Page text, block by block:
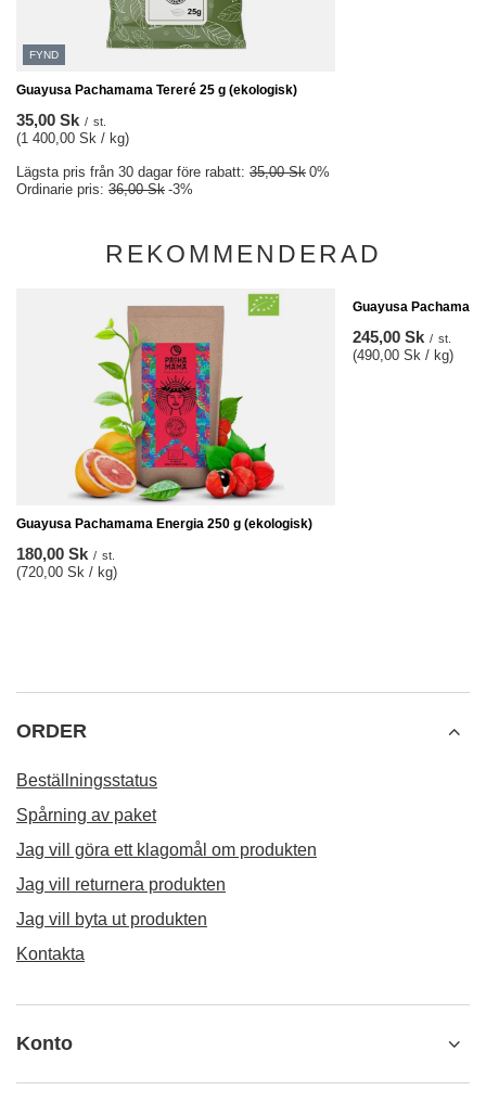
FYND
Guayusa Pachamama Tereré 25 g (ekologisk)
35,00 Sk / st.
(1 400,00 Sk / kg)
Lägsta pris från 30 dagar före rabatt: 35,00 Sk 0%
Ordinarie pris: 36,00 Sk -3%
REKOMMENDERAD
Guayusa Pachamama Energia 250 g (ekologisk)
180,00 Sk / st.
(720,00 Sk / kg)
Guayusa
245,00 Sk / st.
(490,00 Sk / kg)
ORDER
Beställningsstatus
Spårning av paket
Jag vill göra ett klagomål om produkten
Jag vill returnera produkten
Jag vill byta ut produkten
Kontakta
Konto